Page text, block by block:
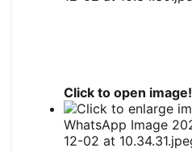
Click to open image!